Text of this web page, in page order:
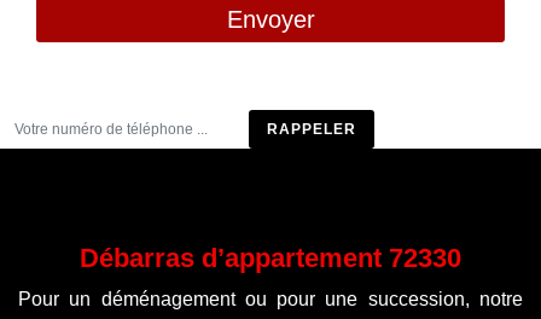
Débarras d’appartement 72330
Pour un déménagement ou pour une succession, notre